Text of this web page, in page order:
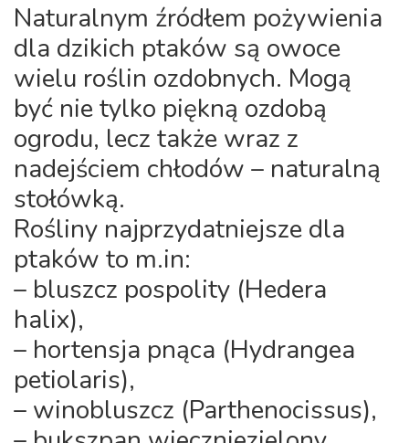
Naturalnym źródłem pożywienia
dla dzikich ptaków są owoce
wielu roślin ozdobnych. Mogą
być nie tylko piękną ozdobą
ogrodu, lecz także wraz z
nadejściem chłodów – naturalną
stołówką.
Rośliny najprzydatniejsze dla
ptaków to m.in:
– bluszcz pospolity (Hedera
halix),
– hortensja pnąca (Hydrangea
petiolaris),
– winobluszcz (Parthenocissus),